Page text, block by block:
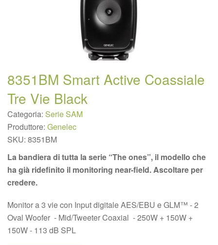
8351BM Smart Active Coassiale
Tre Vie Black
Categoria: Serie SAM
Produttore: Genelec
SKU: 8351BM
La bandiera di tutta la serie “The ones”, il modello che
ha già ridefinito il monitoring near-field. Ascoltare per
credere.
Monitor a 3 vie con Input digitale AES/EBU e GLM™ - 2
Oval Woofer - Mid/Tweeter Coaxial - 250W + 150W +
150W - 113 dB SPL